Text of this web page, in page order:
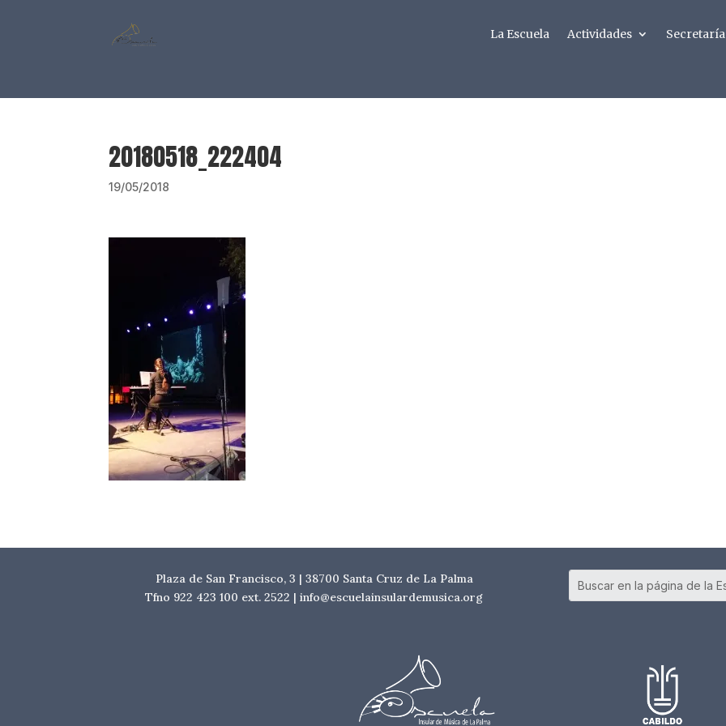
La Escuela Actividades Secretaría
20180518_222404
19/05/2018
Plaza de San Francisco, 3 | 38700 Santa Cruz de La Palma
Tfno 922 423 100 ext. 2522 | info@escuelainsulardemusica.org